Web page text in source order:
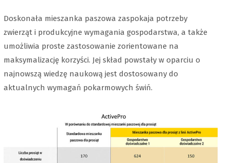
Doskonała mieszanka paszowa zaspokaja potrzeby
zwierząt i produkcyjne wymagania gospodarstwa, a także
umożliwia proste zastosowanie zorientowane na
maksymalizację korzyści. Jej skład powstały w oparciu o
najnowszą wiedzę naukową jest dostosowany do
aktualnych wymagań pokarmowych świń.